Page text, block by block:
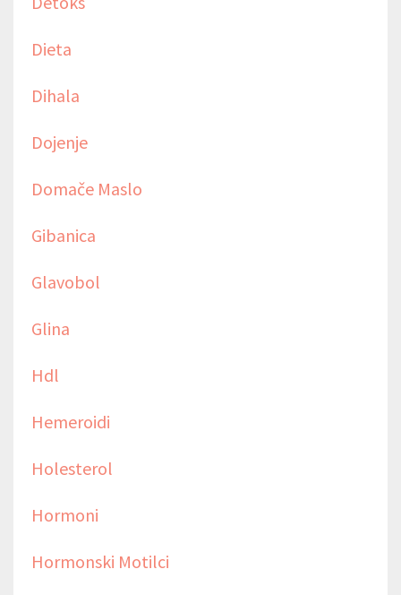
Dieta
Dihala
Dojenje
Domače Maslo
Gibanica
Glavobol
Glina
Hdl
Hemeroidi
Holesterol
Hormoni
Hormonski Motilci